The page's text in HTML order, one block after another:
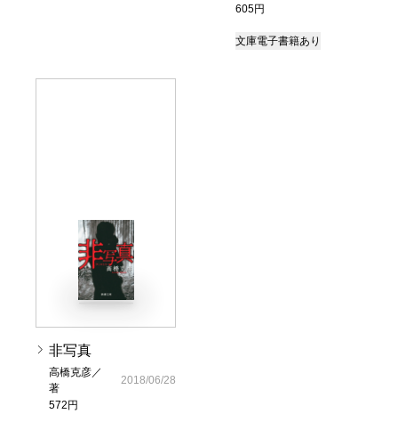
605円
文庫電子書籍あり
非写真
高橋克彦／
著
572円
2018/06/28